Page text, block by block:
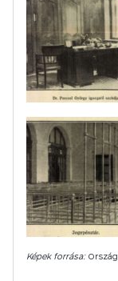
Képek forrása: